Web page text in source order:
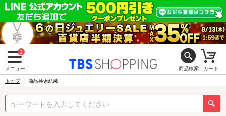
2
メニュー 商品検索 カート
トップ 商品検索結果